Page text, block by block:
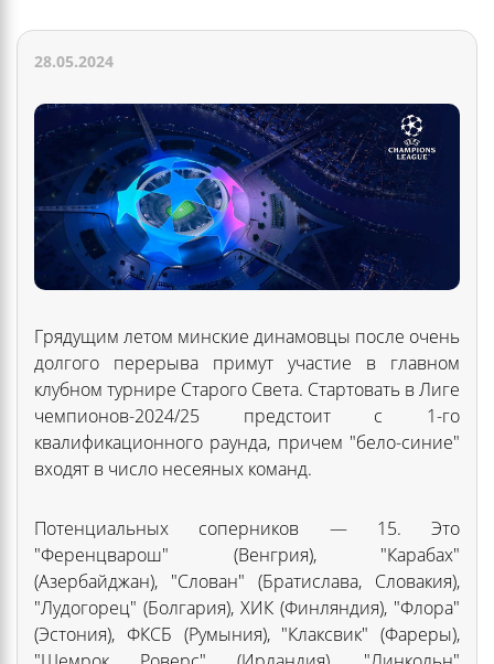
28.05.2024
Грядущим летом минские динамовцы после очень
долгого перерыва примут участие в главном
клубном турнире Старого Света. Стартовать в Лиге
чемпионов-2024/25 предстоит с 1-го
квалификационного раунда, причем "бело-синие"
входят в число несеяных команд.
Потенциальных соперников — 15. Это
"Ференцварош" (Венгрия), "Карабах"
(Азербайджан), "Слован" (Братислава, Словакия),
"Лудогорец" (Болгария), ХИК (Финляндия), "Флора"
(Эстония), ФКСБ (Румыния), "Клаксвик" (Фареры),